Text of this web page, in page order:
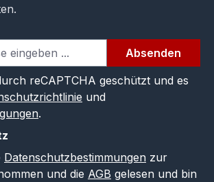
Absenden
reCAPTCHA geschützt und es
und
.
Datenschutzbestimmungen zur
und die AGB gelesen und bin